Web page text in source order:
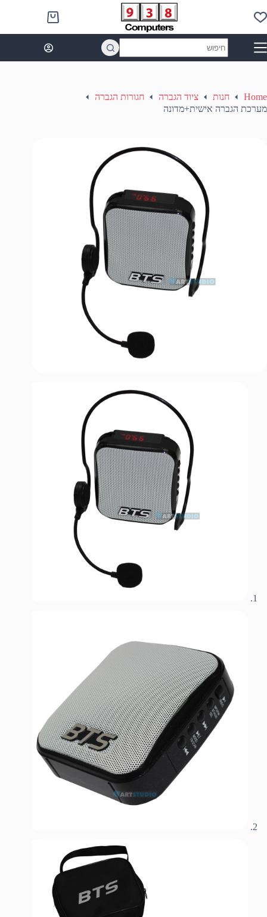
to
content
Shopping
cart
results
Home חנות ציוד הגברה
חגורות הגברה
מערכת הגברה אישית+מדונה